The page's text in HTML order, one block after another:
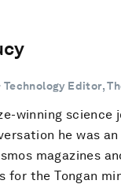
Editor,
winning science
he was
magazines
for the Tongan